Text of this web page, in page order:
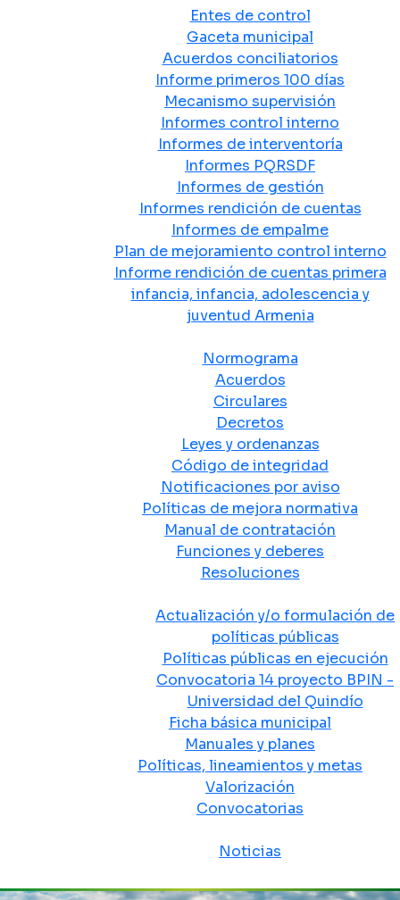
Entes de control
Gaceta municipal
Acuerdos conciliatorios
Informe primeros 100 días
Mecanismo supervisión
Informes control interno
Informes de interventoría
Informes PQRSDF
Informes de gestión
Informes rendición de cuentas
Informes de empalme
Plan de mejoramiento control interno
Informe rendición de cuentas primera
infancia, infancia, adolescencia y
juventud Armenia
Normograma
Acuerdos
Circulares
Decretos
Leyes y ordenanzas
Código de integridad
Notificaciones por aviso
Políticas de mejora normativa
Manual de contratación
Funciones y deberes
Resoluciones
Actualización y/o formulación de
políticas públicas
Políticas públicas en ejecución
Convocatoria 14 proyecto BPIN -
Universidad del Quindío
Ficha básica municipal
Manuales y planes
Políticas, lineamientos y metas
Valorización
Convocatorias
Noticias